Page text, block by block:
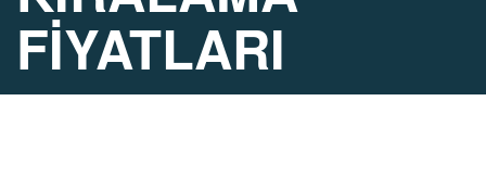
FİYATLARI